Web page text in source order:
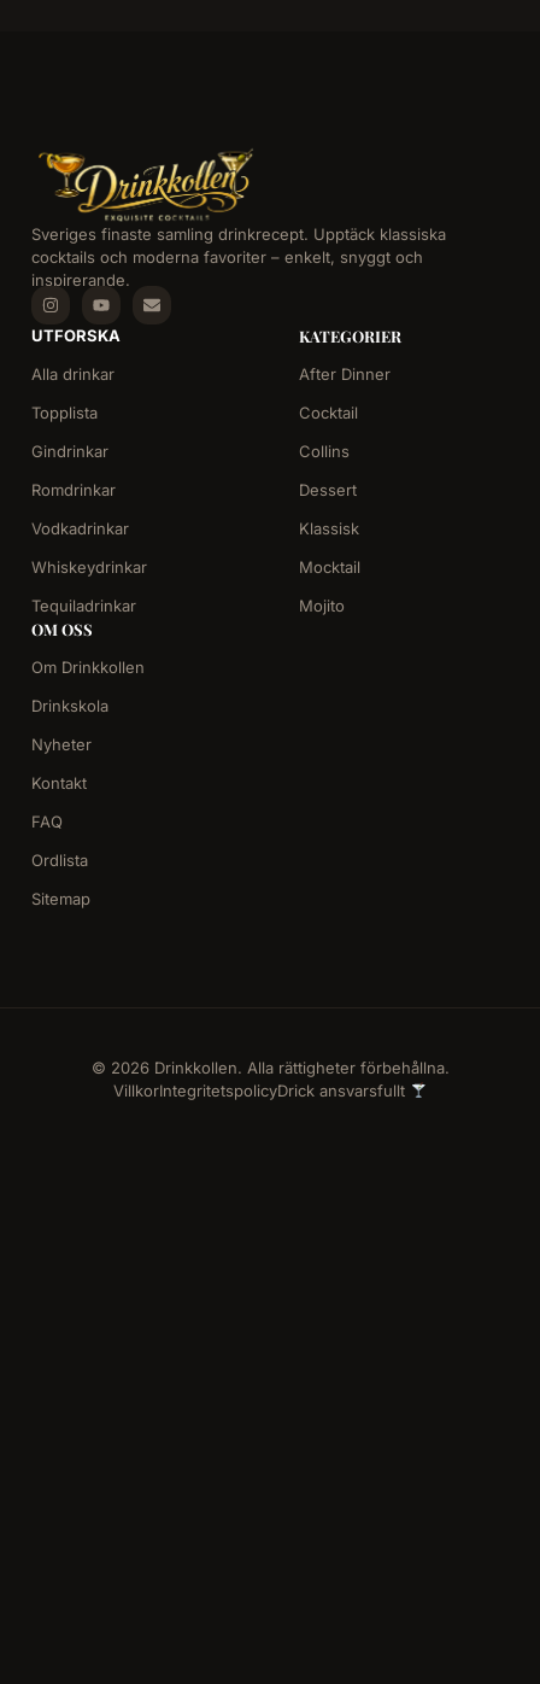
Sveriges finaste samling drinkrecept. Upptäck klassiska
cocktails och moderna favoriter – enkelt, snyggt och
inspirerande.
UTFORSKA
Alla drinkar
Topplista
Gindrinkar
Romdrinkar
Vodkadrinkar
Whiskeydrinkar
Tequiladrinkar
KATEGORIER
After Dinner
Cocktail
Collins
Dessert
Klassisk
Mocktail
Mojito
OM OSS
Om Drinkkollen
Drinkskola
Nyheter
Kontakt
FAQ
Ordlista
Sitemap
VillkorIntegritetspolicyDrick ansvarsfullt
© 2026 Drinkkollen. Alla rättigheter förbehållna.